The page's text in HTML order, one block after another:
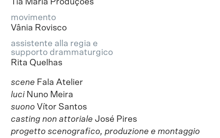
movimento
Vânia Rovisco
assistente alla regia e
supporto drammaturgico
Rita Quelhas
scene Fala Atelier
luciNuno Meira
suono Vítor Santos
casting non attoriale José Pires
progetto scenografico, produzione e montaggio